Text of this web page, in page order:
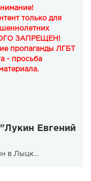
только для
ЗАПРЕЩЕН!
пропаганды ЛГБТ
- просьба
Евгений
в Лыцк…